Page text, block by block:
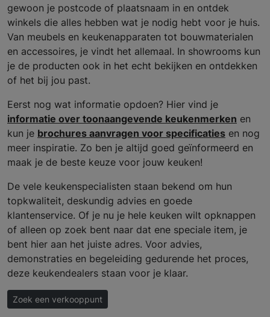
gewoon je postcode of plaatsnaam in en ontdek
winkels die alles hebben wat je nodig hebt voor je huis.
Van meubels en keukenapparaten tot bouwmaterialen
en accessoires, je vindt het allemaal. In showrooms kun
je de producten ook in het echt bekijken en ontdekken
of het bij jou past.
Eerst nog wat informatie opdoen? Hier vind je
informatie over toonaangevende keukenmerken en
kun je brochures aanvragen voor specificaties en nog
meer inspiratie. Zo ben je altijd goed geïnformeerd en
maak je de beste keuze voor jouw keuken!
De vele keukenspecialisten staan bekend om hun
topkwaliteit, deskundig advies en goede
klantenservice. Of je nu je hele keuken wilt opknappen
of alleen op zoek bent naar dat ene speciale item, je
bent hier aan het juiste adres. Voor advies,
demonstraties en begeleiding gedurende het proces,
deze keukendealers staan voor je klaar.
Zoek een verkooppunt